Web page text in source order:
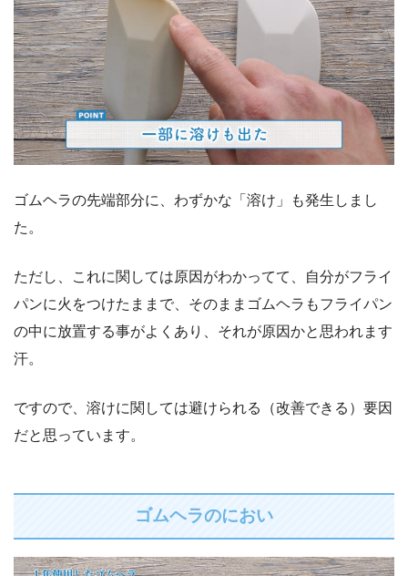
ゴムヘラの先端部分に、わずかな「溶け」も発生しまし
た。
ただし、これに関しては原因がわかってて、自分がフライ
パンに火をつけたままで、そのままゴムヘラもフライパン
の中に放置する事がよくあり、それが原因かと思われます
汗。
ですので、溶けに関しては避けられる（改善できる）要因
だと思っています。
ゴムヘラのにおい